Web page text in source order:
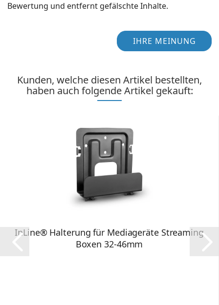
Bewertung und entfernt gefälschte Inhalte.
IHRE MEINUNG
Kunden, welche diesen Artikel bestellten,
haben auch folgende Artikel gekauft:
InLine® Halterung für Mediageräte Streaming
Boxen 32-46mm